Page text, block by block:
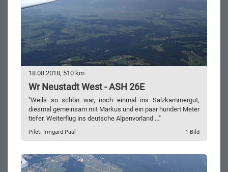
18.08.2018, 510 km
Wr Neustadt West - ASH 26E
"Weils so schön war, noch einmal ins Salzkammergut,
diesmal gemeinsam mit Markus und ein paar hundert Meter
tiefer. Weiterflug ins deutsche Alpenvorland ..."
Pilot: Irmgard Paul 1 Bild